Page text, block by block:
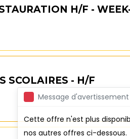
Message d'avertissement
Cette offre n'est plus
nos autres offres ci-dessous.
H/F -
SCOLAIRES - H/F